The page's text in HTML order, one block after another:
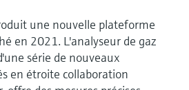
une nouvelle plateforme
en 2021. L'analyseur de gaz
série de nouveaux
en étroite collaboration